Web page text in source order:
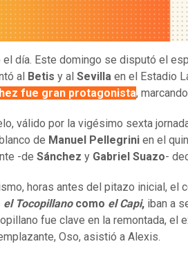
el día. Este domingo se disputó el
al Betis y al Sevilla en el Estadio
fue gran protagonista,
válido por la vigésimo sexta
de Manuel Pellegrini en el
-de Sánchez y Gabriel Suazo-
horas antes del pitazo inicial, el
el Tocopillanocomo el Capi, iban a
fue clave en la remontada, el
Oso, asistió a Alexis.